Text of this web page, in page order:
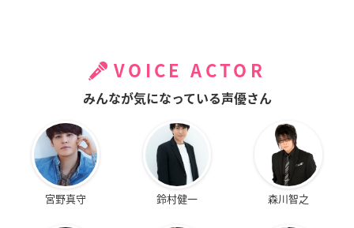
VOICE ACTOR
みんなが気になっている声優さん
宮野真守 鈴村健一 森川智之